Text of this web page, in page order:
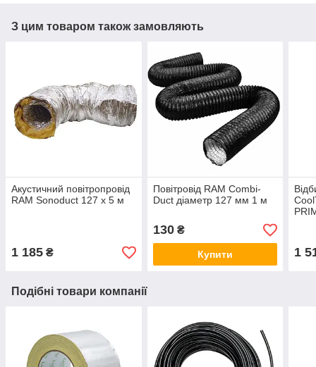
З цим товаром також замовляють
Акустичний повітропровід
RAM Sonoduct 127 x 5 м
1 185 ₴
Повітровід RAM Combi-
Duct діаметр 127 мм 1 м
130₴
Купити 1
Подібні товари компанії